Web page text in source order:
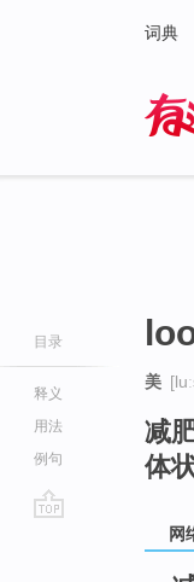
词典
目录
释义
用法
例句
美
减
体
网